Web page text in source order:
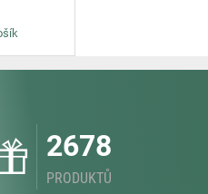
2678
PRODUKTŮ